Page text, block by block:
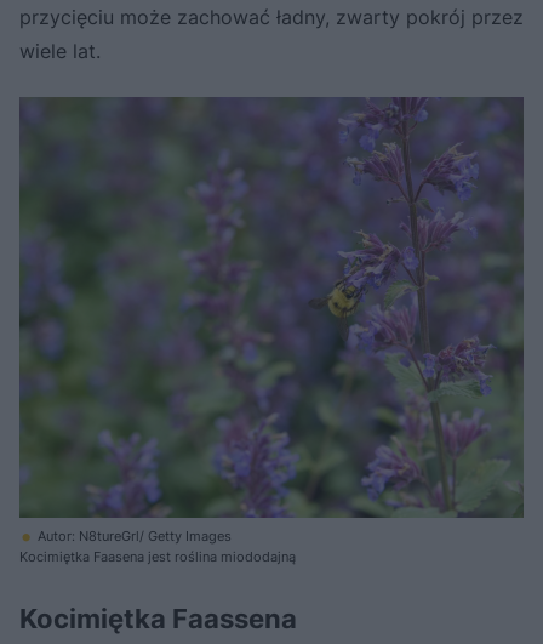
przycięciu może zachować ładny, zwarty pokrój przez
wiele lat.
Autor: N8tureGrl/ Getty Images
Kocimiętka Faasena jest roślina miododajną
Kocimiętka Faassena